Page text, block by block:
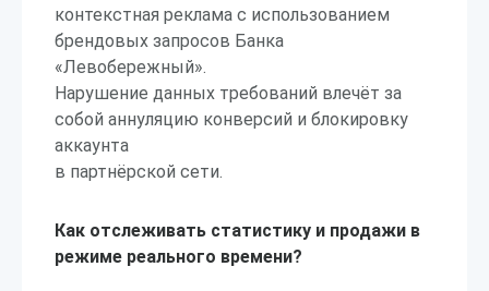
контекстная реклама с использованием
брендовых запросов Банка
«Левобережный».
Нарушение данных требований влечёт за
собой аннуляцию конверсий и блокировку
аккаунта
в партнёрской сети.
Как отслеживать статистику и продажи в
режиме реального времени?